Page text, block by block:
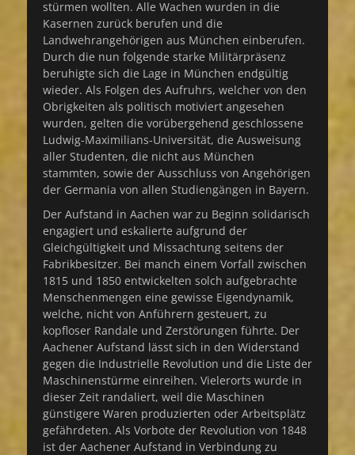
stürmen wollten. Alle Wachen wurden in die
Kasernen zurück berufen und die
Landwehrangehörigen aus München einberufen.
Durch die nun folgende starke Militärpräsenz
beruhigte sich die Lage in München endgültig
wieder. Als Folgen des Aufruhrs, welcher von den
Obrigkeiten als politisch motiviert angesehen
wurden, gelten die vorübergehend geschlossene
Ludwig-Maximilians-Universität, die Ausweisung
aller Studenten, die nicht aus München
stammten, sowie der Ausschluss von Angehörigen
der Germania von allen Studiengängen in Bayern.
Der Aufstand in Aachen war zu Beginn solidarisch
engagiert und eskalierte aufgrund der
Gleichgültigkeit und Missachtung seitens der
Fabrikbesitzer. Bei manch einem Vorfall zwischen
1815 und 1850 entwickelten solch aufgebrachte
Menschenmengen eine gewisse Eigendynamik,
welche, nicht von Anführern gesteuert, zu
kopfloser Randale und Zerstörungen führte. Der
Aachener Aufstand lässt sich in den Widerstand
gegen die Industrielle Revolution und die Liste der
Maschinenstürme einreihen. Vielerorts wurde in
dieser Zeit randaliert, weil die Maschinen
günstigere Waren produzierten oder Arbeitsplätz
gefährdeten. Als Vorbote der Revolution von 1848
ist der Aachener Aufstand in Verbindung zu